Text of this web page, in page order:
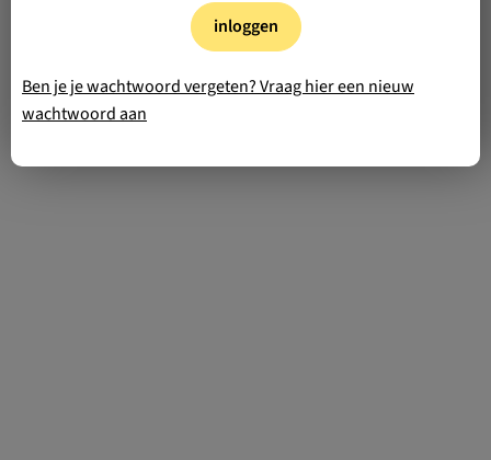
inloggen
Ben je je wachtwoord vergeten? Vraag hier een nieuw
wachtwoord aan